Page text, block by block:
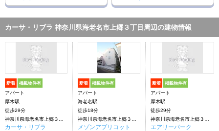
カーサ・リブラ 神奈川県海老名市上郷３丁目周辺の建物情報
新着 掲載物件有
アパート
厚木駅
徒歩29分
カーサ・リブラ
新着 掲載物件有
アパート
海老名駅
徒歩18分
メゾンアプリコット
新着 掲載物件有
アパート
厚木駅
徒歩29分
エアリーパーク